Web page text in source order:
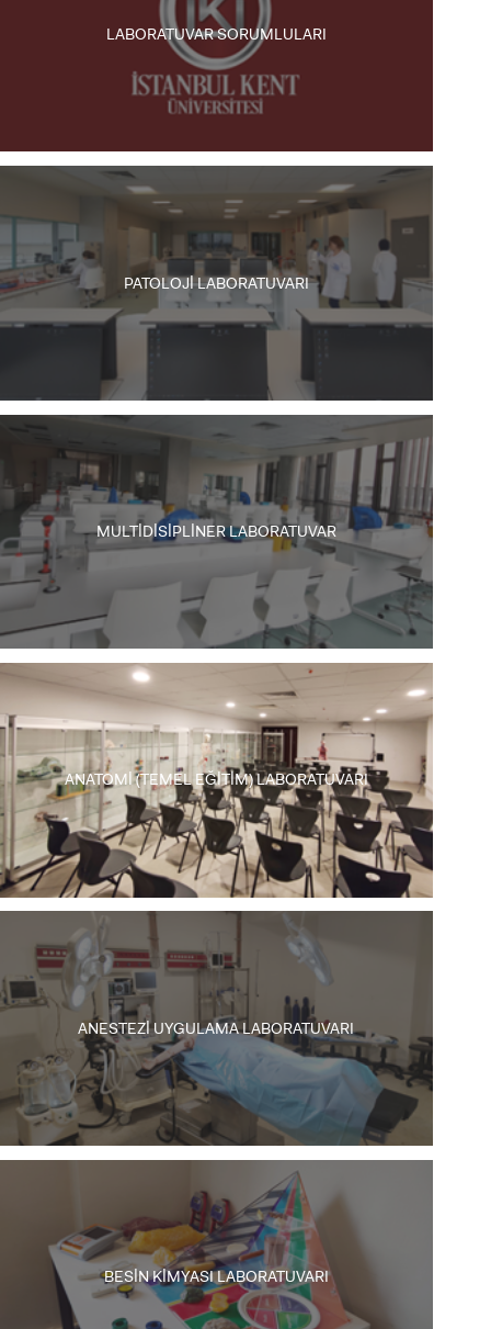
LABORATUVAR SORUMLULARI
PATOLOJİ LABORATUVARI
MULTİDİSİPLİNER LABORATUVAR
ANATOMİ (TEMEL EĞİTİM) LABORATUVARI
ANESTEZİ UYGULAMA LABORATUVARI
BESİN KİMYASI LABORATUVARI